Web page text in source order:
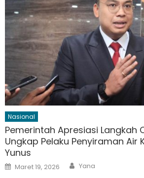
Nasional
Pemerintah Apresiasi Langkah
Ungkap Pelaku Penyiraman Air
Yunus
Posted
on
Maret 19, 2026 Author
Yana